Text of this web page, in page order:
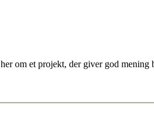
om et projekt, der giver god